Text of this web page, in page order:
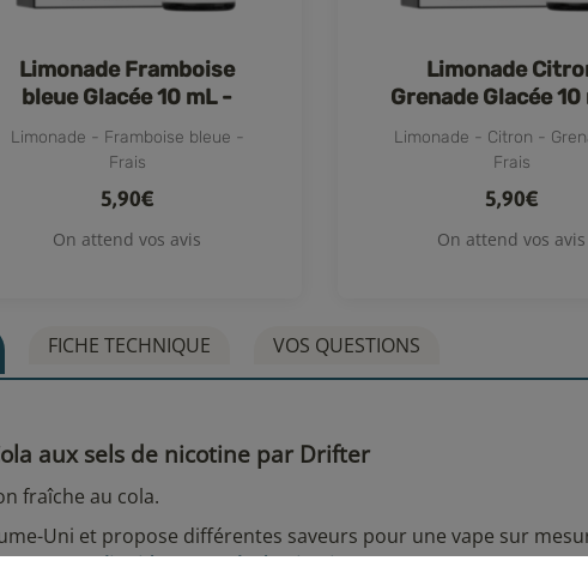
Limonade Framboise
bleue Glacée 10 mL -
Drifter
Limonade - Framboise bleue -
Frais
5,90€
On attend vos avis
Limonade
Grenade Glacée 10
Drifter
Limonade - Citron -
Frais
5,90€
On attend vos avis
FICHE TECHNIQUE VOS QUESTIONS
aux sels de nicotine par Drifter
fraîche au cola.
Uni et propose différentes saveurs pour une vape sur
tousnos e-liquides aux sels de nicotine.